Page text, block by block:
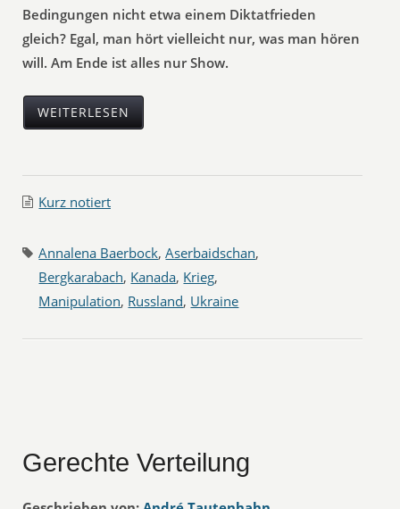
Bedingungen nicht etwa einem Diktatfrieden
gleich? Egal, man hört vielleicht nur, was man hören
will. Am Ende ist alles nur Show.
WEITERLESEN
Kurz notiert
Annalena Baerbock,Aserbaidschan,
Bergkarabach, Kanada, Krieg,
Manipulation, Russland, Ukraine
Gerechte Verteilung